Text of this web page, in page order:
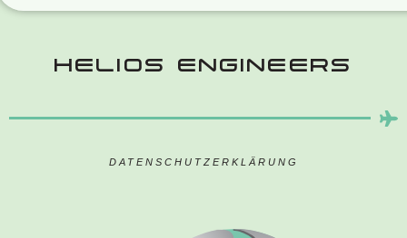
HELIOS ENGINEERS
DATENSCHUTZERKLÄRUNG